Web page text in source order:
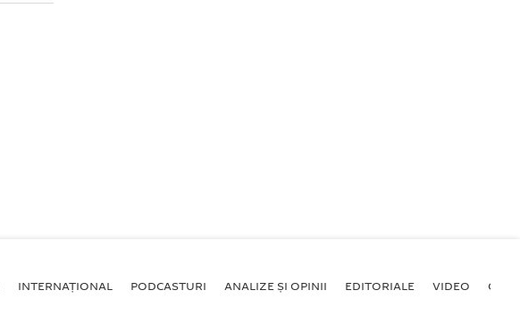
INTERNAȚIONAL PODCASTURI ANALIZE ȘI OPINII EDITORIALE VIDEO